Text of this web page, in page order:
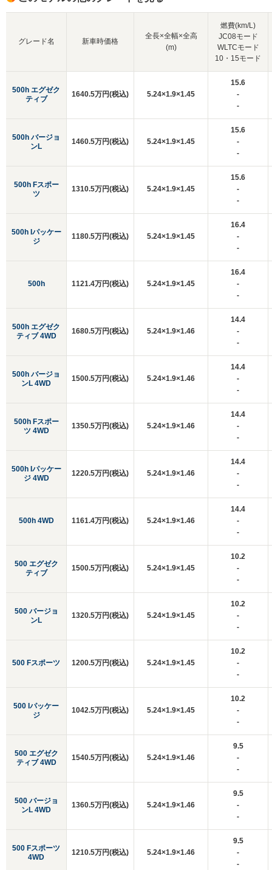
グレード名
500h エグゼク
ティブ
500h バージョ
ンL
500h Fスポー
ツ
500h Iパッケー
ジ
500h
500h エグゼク
ティブ 4WD
500h バージョ
ンL 4WD
500h Fスポー
ツ 4WD
500h Iパッケー
ジ 4WD
500h 4WD
500 エグゼク
ティブ
500 バージョ
ンL
500 Fスポーツ
500 Iパッケー
ジ
500 エグゼク
ティブ 4WD
500 バージョ
ンL 4WD
500 Fスポーツ
4WD
新車時価格
全長×全幅×全高
(m)
燃費(km/L)
JC08モード
WLTCモード
10・15モード
1640.5万円(税込) 5.24×1.9×1.45
15.6
-
-
1460.5万円(税込) 5.24×1.9×1.45
15.6
-
-
1310.5万円(税込) 5.24×1.9×1.45
15.6
-
-
1180.5万円(税込) 5.24×1.9×1.45
16.4
-
-
1121.4万円(税込) 5.24×1.9×1.45
16.4
-
-
1680.5万円(税込) 5.24×1.9×1.46
14.4
-
-
1500.5万円(税込) 5.24×1.9×1.46
14.4
-
-
1350.5万円(税込) 5.24×1.9×1.46
14.4
-
-
1220.5万円(税込) 5.24×1.9×1.46
14.4
-
-
1161.4万円(税込) 5.24×1.9×1.46
14.4
-
-
1500.5万円(税込) 5.24×1.9×1.45
10.2
-
-
1320.5万円(税込) 5.24×1.9×1.45
10.2
-
-
1200.5万円(税込) 5.24×1.9×1.45
10.2
-
-
1042.5万円(税込) 5.24×1.9×1.45
10.2
-
-
1540.5万円(税込) 5.24×1.9×1.46
9.5
-
-
1360.5万円(税込) 5.24×1.9×1.46
9.5
-
-
1210.5万円(税込) 5.24×1.9×1.46
9.5
-
-